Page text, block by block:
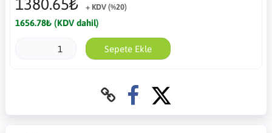
1380.65₺ + KDV (%20)
1656.78₺ (KDV dahil)
Sepete Ekle